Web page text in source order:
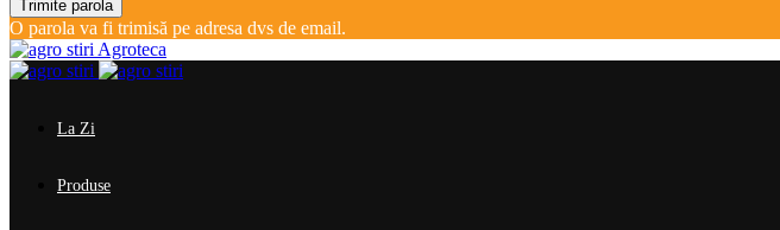
O parola va fi trimisă pe adresa dvs de email.
Agroteca
La Zi
Produse